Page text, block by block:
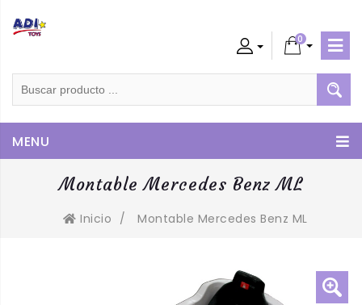
Admin
0
MENU
Montable Mercedes Benz ML
Inicio / Montable Mercedes Benz ML